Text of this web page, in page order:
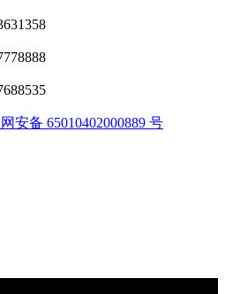
安备 65010402000889 号